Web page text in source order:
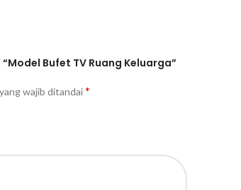
Bufet TV Ruang Keluarga”
wajib ditandai*